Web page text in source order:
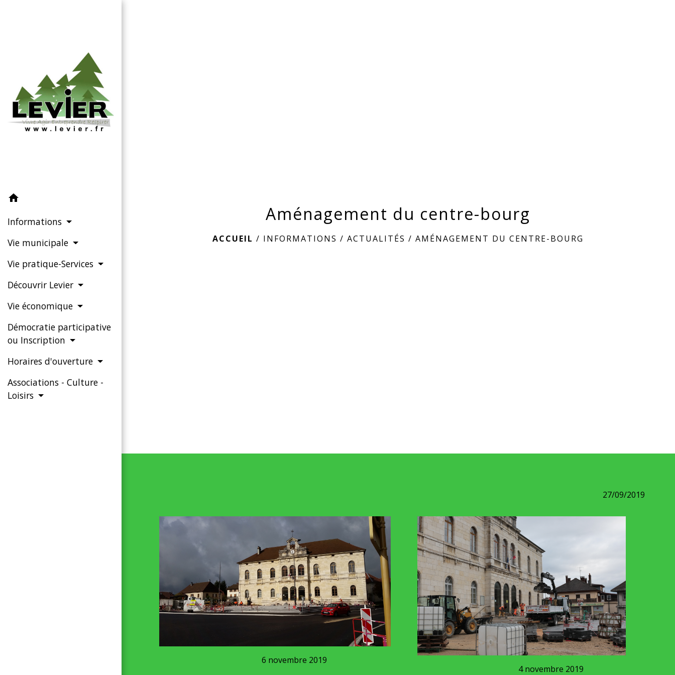
home
Informations
Vie municipale
Vie pratique-Services
Découvrir Levier
Vie économique
Démocratie participative
ou Inscription
Horaires d'ouverture
Associations - Culture -
Loisirs
Aménagement du centre-bourg
ACCUEIL / INFORMATIONS /ACTUALITÉS /AMÉNAGEMENT DU CENTRE-BOURG
27/09/2019
6 novembre 2019
4 novembre 2019